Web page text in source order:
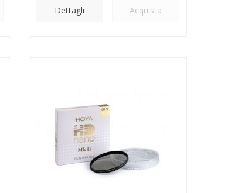
Dettagli Acquista